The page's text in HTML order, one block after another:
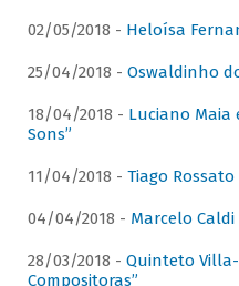
02/05/2018 - Heloísa
25/04/2018 - Oswaldinho
18/04/2018 - Luciano Maia
Sons”
11/04/2018 - Tiago
04/04/2018 - Marcelo Caldi
28/03/2018 - Quinteto
Compositoras”